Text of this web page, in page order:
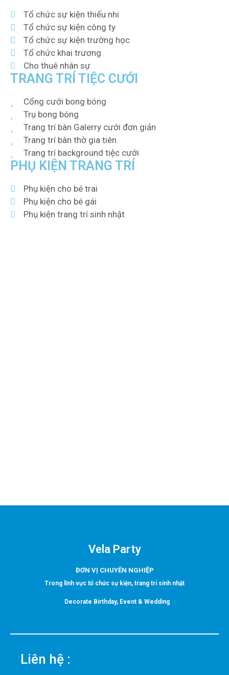
Tổ chức sự kiện thiếu nhi
Tổ chức sự kiện công ty
Tổ chức sự kiện trường học
Tổ chức khai trương
Cho thuê nhân sự
TRANG TRÍ TIỆC CƯỚI
Cổng cưới bong bóng
Trụ bong bóng
Trang trí bàn Galerry cưới đơn giản
Trang trí bàn thờ gia tiên
Trang trí background tiệc cưới
PHỤ KIỆN TRANG TRÍ
Phụ kiện cho bé trai
Phụ kiện cho bé gái
Phụ kiện trang trí sinh nhật
Vela Party
ĐƠN VỊ CHUYÊN NGHIỆP
Trong lĩnh vực tổ chức sự kiện, trang trí sinh nhật
Decorate Birthday, Event & Wedding
Liên hệ :